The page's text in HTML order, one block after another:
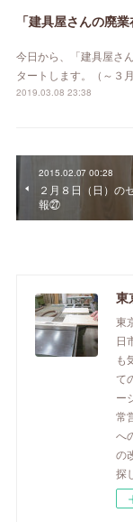
今日から、「建具屋さ
タートします。（～３
2019.03.08 23:38
2015.02.07 00:28
２月８日（日）の
報㉗
東
日
も
て
ー
常
へ
の
探